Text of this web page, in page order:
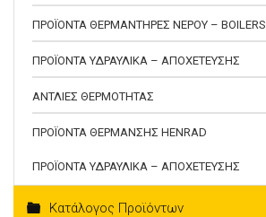
ΠΡΟΪΟΝΤΑ ΘΕΡΜΑΝΤΗΡΕΣ ΝΕΡΟΥ – BOILERS
ΠΡΟΪΟΝΤΑ ΥΔΡΑΥΛΙΚΑ – ΑΠΟΧΕΤΕΥΣΗΣ
ΑΝΤΛΙΕΣ ΘΕΡΜΟΤΗΤΑΣ
ΠΡΟΪΟΝΤΑ ΘΕΡΜΑΝΣΗΣ HENRAD
ΠΡΟΪΟΝΤΑ ΥΔΡΑΥΛΙΚΑ – ΑΠΟΧΕΤΕΥΣΗΣ
Κατάλογος Προϊόντων